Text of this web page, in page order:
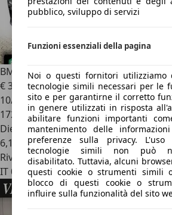
BMW X5X5 xDrive30d Msport
€ 33.9951
10/2019
172.000 km
Diesel
6,1 l/100 km (comb.)
Rivenditore
IT 00012Guidonia Montecelio - Roma
pubblico, sviluppo di servizi
Funzioni essenziali della pagina
Noi o questi fornitori utilizziamo
tecnologie simili necessari per le
sito e per garantirne il corretto
in genere utilizzati in risposta
abilitare funzioni importanti
mantenimento delle
preferenze sulla privacy.
tecnologie simili non può
disabilitato. Tuttavia, alcuni
questi cookie o strumenti simili
blocco di questi cookie o
influire sulla funzionalità del sito